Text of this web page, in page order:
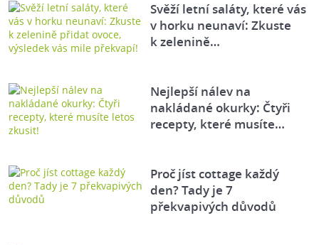
Svěží letní saláty, které vás
v horku neunaví: Zkuste
k zelenině…
Nejlepší nálev na
nakládané okurky: Čtyři
recepty, které musíte…
Proč jíst cottage každý
den? Tady je 7
překvapivých důvodů